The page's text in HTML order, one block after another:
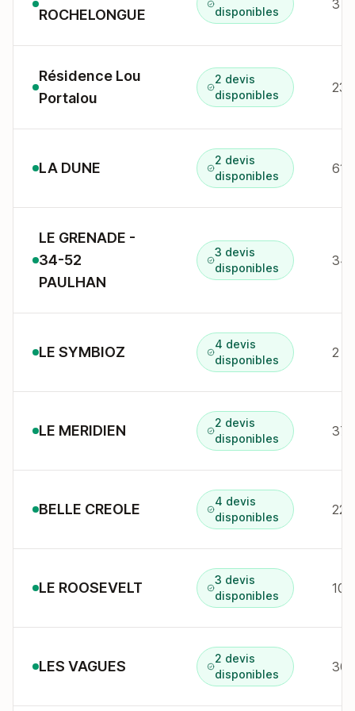
ROCHELONGUE
disponibles
3 r
Résidence Lou
Portalou
2 devis
disponibles
LA DUNE
2 devis
disponibles
61
LE GRENADE -
34-52
PAULHAN
3 devis
disponibles
34
LE SYMBIOZ
4 devis
disponibles
2 r
LE MERIDIEN
2 devis
disponibles
37
BELLE CREOLE
4 devis
disponibles
LE ROOSEVELT
3 devis
disponibles
LES VAGUES
2 devis
disponibles
30